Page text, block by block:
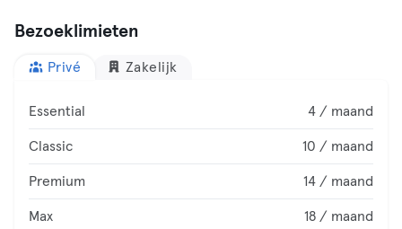
Bezoeklimieten
Privé Zakelijk
Essential 4 / maand
Classic 10 / maand
Premium 14 / maand
Max 18 / maand